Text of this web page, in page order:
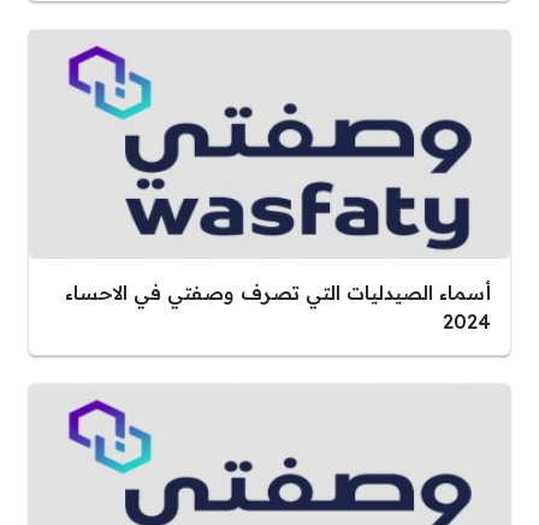
أسماء الصيدليات التي تصرف وصفتي في الاحساء
2024